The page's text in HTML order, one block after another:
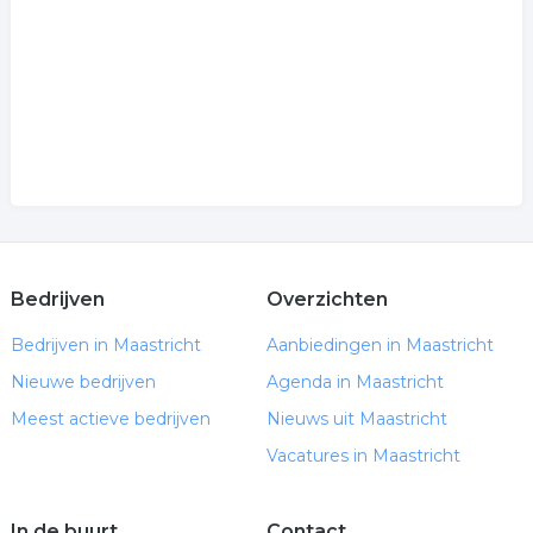
Bedrijven
Bedrijven in Maastricht
Nieuwe bedrijven
Meest actieve bedrijven
Overzichten
Aanbiedingen in Maastricht
Agenda in Maastricht
Nieuws uit Maastricht
Vacatures in Maastricht